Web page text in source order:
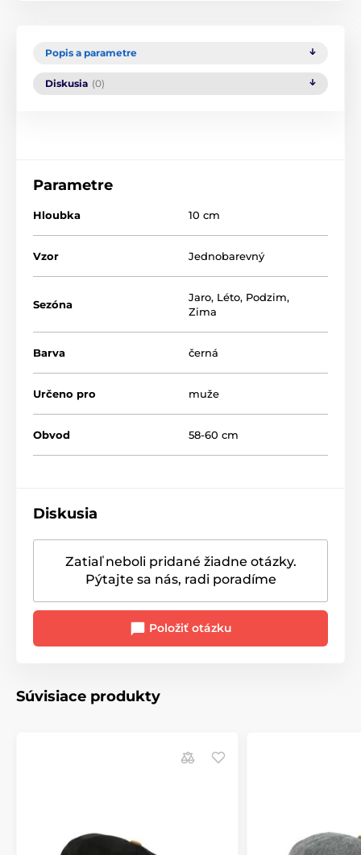
Popis a parametre
Diskusia (0)
Parametre
Hloubka 10 cm
Vzor Jednobarevný
Sezóna
Jaro, Léto, Podzim,
Zima
Barva černá
Určeno pro muže
Obvod 58-60 cm
Diskusia
Zatiaľ neboli pridané žiadne otázky.
Pýtajte sa nás, radi poradíme
Položiť otázku
Súvisiace produkty